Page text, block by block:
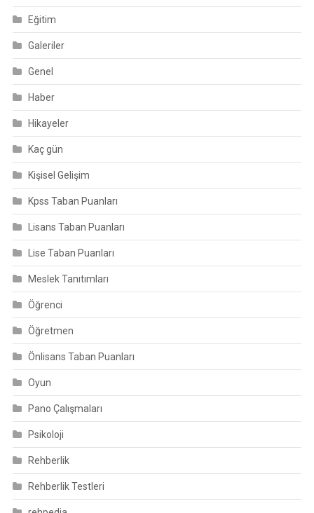
Eğitim
Galeriler
Genel
Haber
Hikayeler
Kaç gün
Kişisel Gelişim
Kpss Taban Puanları
Lisans Taban Puanları
Lise Taban Puanları
Meslek Tanıtımları
Öğrenci
Öğretmen
Önlisans Taban Puanları
Oyun
Pano Çalışmaları
Psikoloji
Rehberlik
Rehberlik Testleri